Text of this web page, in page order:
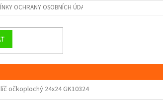
OCHRANY OSOBNÍCH ÚDAJŮ GDPR
očkoplochý 24x24 GK10324